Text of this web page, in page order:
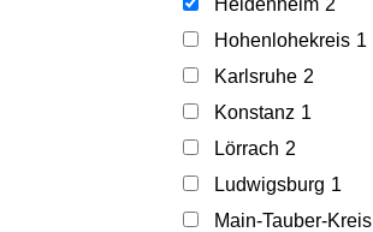
Heidenheim 2
Hohenlohekreis 1
Karlsruhe 2
Konstanz 1
Lörrach 2
Ludwigsburg 1
Main-Tauber-Kreis